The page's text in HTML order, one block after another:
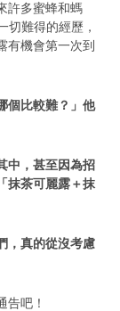
許多蜜蜂和螞
切難得的經歷，
有機會第一次到
個比較難？」他
中，甚至因為招
抹茶可麗露＋抹
，真的從沒考慮
告吧！